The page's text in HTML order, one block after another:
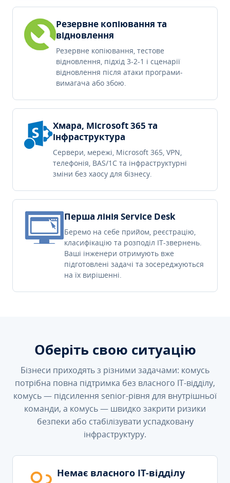
Резервне копіювання та
відновлення
Резервне копіювання, тестове
відновлення, підхід 3-2-1 і сценарії
відновлення після атаки програми-
вимагача або збою.
Хмара, Microsoft 365 та
інфраструктура
Сервери, мережі, Microsoft 365, VPN,
телефонія, BAS/1C та інфраструктурні
зміни без хаосу для бізнесу.
Перша лінія Service Desk
Беремо на себе прийом, реєстрацію,
класифікацію та розподіл IT-звернень.
Ваші інженери отримують вже
підготовлені задачі та зосереджуються
на їх вирішенні.
Оберіть свою ситуацію
Бізнеси приходять з різними задачами: комусь
потрібна повна підтримка без власного IT-відділу,
комусь — підсилення senior-рівня для внутрішньої
команди, а комусь — швидко закрити ризики
безпеки або стабілізувати успадковану
інфраструктуру.
Немає власного IT-відділу